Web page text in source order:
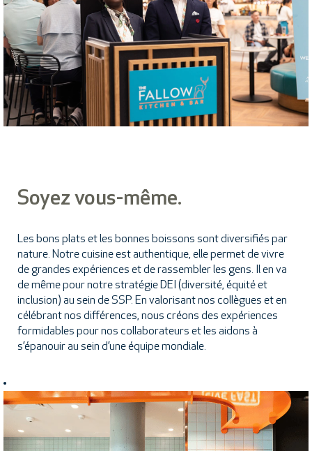
Soyez vous-même.
Les bons plats et les bonnes boissons sont diversifiés par
nature. Notre cuisine est authentique, elle permet de vivre
de grandes expériences et de rassembler les gens. Il en va
de même pour notre stratégie DEI (diversité, équité et
inclusion) au sein de SSP. En valorisant nos collègues et en
célébrant nos différences, nous créons des expériences
formidables pour nos collaborateurs et les aidons à
s’épanouir au sein d’une équipe mondiale.